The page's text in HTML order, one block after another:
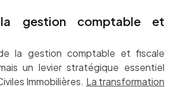
la gestion comptable et
la gestion comptable et fiscale
un levier stratégique essentiel
Immobilières. La transformation